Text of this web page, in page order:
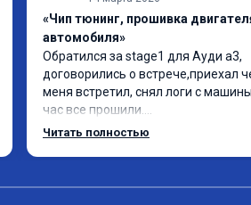
«Чип тюнинг, прошивка
автомобиля»
Обратился за stage1 для Ауди а3,
договорились о встрече,приехал
меня встретил, снял логи с
час все прошили.
Арман спасибо тебе огромное,
Читать полностью